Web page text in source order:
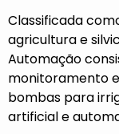
Classificada
agricultura e
Automação
monitoramento
bombas para
artificial e